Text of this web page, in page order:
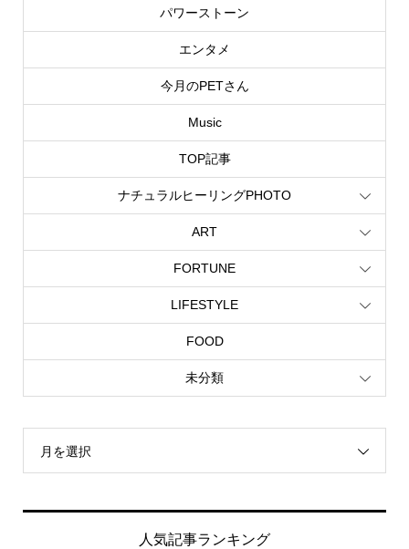
パワーストーン
エンタメ
今月のPETさん
Music
TOP記事
ナチュラルヒーリングPHOTO
ART
FORTUNE
LIFESTYLE
FOOD
未分類
月を選択
人気記事ランキング